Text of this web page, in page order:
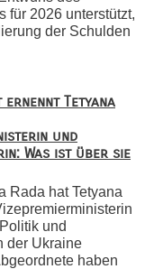
für 2026 unterstützt,
der Schulden
ernennt Tetyana
und
Was ist über sie
Rada hat Tetyana
und
der Ukraine
haben